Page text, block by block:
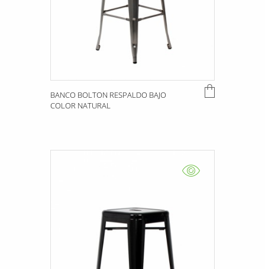
BANCO BOLTON RESPALDO BAJO
COLOR NATURAL